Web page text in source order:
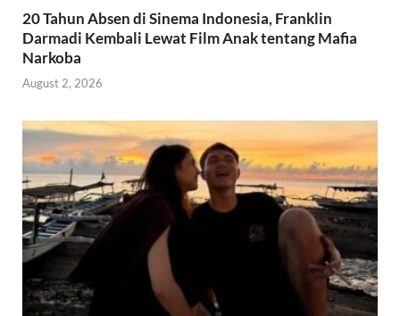
20 Tahun Absen di Sinema Indonesia, Franklin
Darmadi Kembali Lewat Film Anak tentang Mafia
Narkoba
August 2, 2026